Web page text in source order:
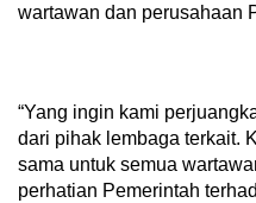
wartawan dan perusahaan
“Yang ingin kami
dari pihak lembaga terkait.
sama untuk semua
perhatian Pemerintah